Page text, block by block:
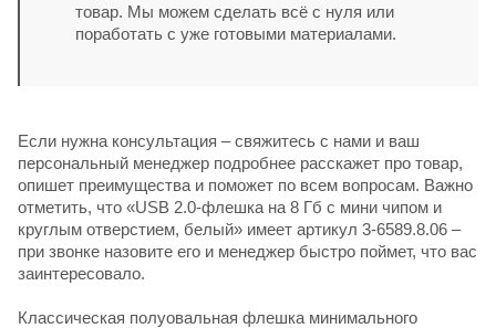
товар. Мы можем сделать всё с нуля или
поработать с уже готовыми материалами.
Если нужна консультация – свяжитесь с нами и ваш
персональный менеджер подробнее расскажет про товар,
опишет преимущества и поможет по всем вопросам. Важно
отметить, что «USB 2.0-флешка на 8 Гб с мини чипом и
круглым отверстием, белый» имеет артикул 3-6589.8.06 –
при звонке назовите его и менеджер быстро поймет, что вас
заинтересовало.
Классическая полуовальная флешка минимального